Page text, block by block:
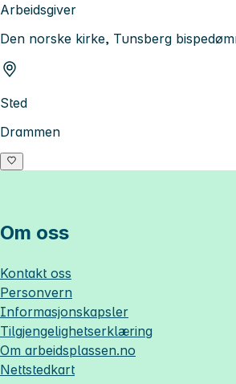
Arbeidsgiver
Den norske kirke, Tunsberg
Sted
Drammen
Om oss
Kontakt oss
Personvern
Informasjonskapsler
Tilgjengelighetserklæring
Om arbeidsplassen.no
Nettstedkart